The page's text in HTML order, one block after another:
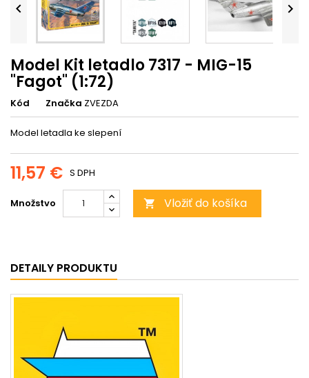
 
Model Kit letadlo 7317 - MIG-15
"Fagot" (1:72)
Kód Značka ZVEZDA
Model letadla ke slepení
11,57 € S DPH
Množstvo  Vložiť do košíka
DETAILY PRODUKTU